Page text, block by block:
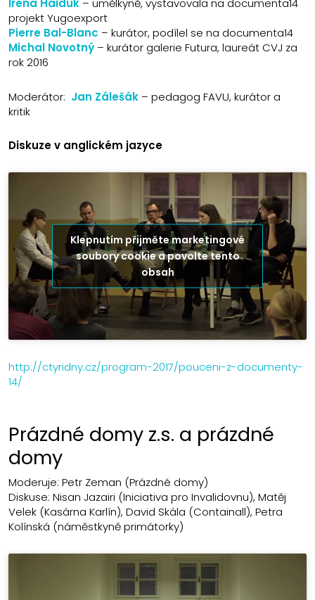
Irena Haiduk – umělkyně, vystavovala na documenta14
projekt Yugoexport
Pierre Bal-Blanc – kurátor, podílel se na documenta14
Michal Novotný– kurátor galerie Futura, laureát CVJ za
rok 2016
Moderátor: Jan Zálešák – pedagog FAVU, kurátor a
kritik
Diskuze v anglickém jazyce
Klepnutím přijměte marketingové
soubory cookie a povolte tento
obsah
http://ctyridny.cz/program-2017/pouceni-z-documenty-
14/
Prázdné domy z.s. a prázdné
domy
Moderuje: Petr Zeman (Prázdné domy)
Diskuse: Nisan Jazairi (Iniciativa pro Invalidovnu), Matěj
Velek (Kasárna Karlín), David Skála (Containall), Petra
Kolínská (náměstkyně primátorky)